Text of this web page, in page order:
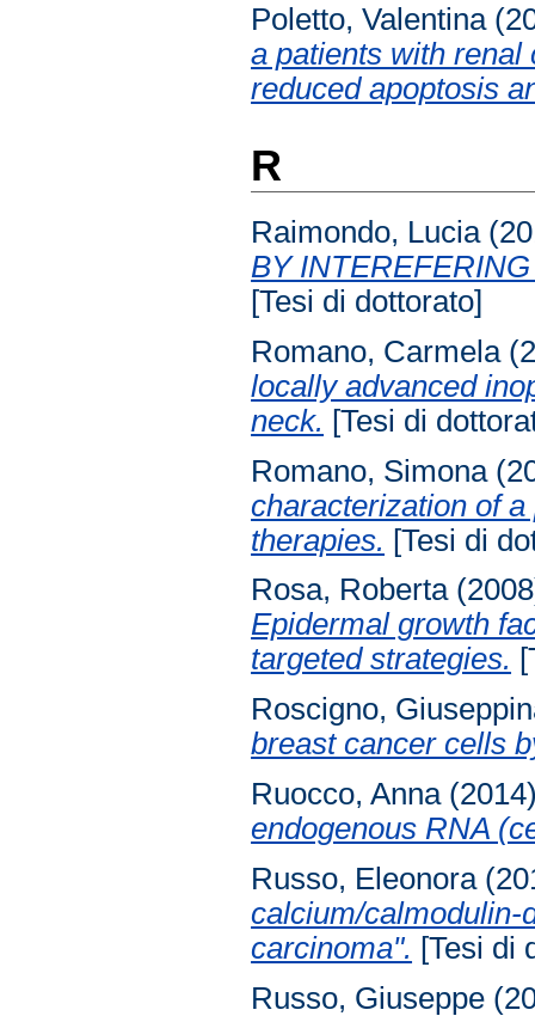
Poletto, Valentina
a patients with renal
reduced apoptosis
R
Raimondo, Lucia
BY
[Tesi di dottorato]
Romano, Carmela
locally advanced
neck. [Tesi di
Romano, Simona
characterization of
therapies. [Tesi di
Rosa, Roberta
Epidermal growth
targeted strategies.
Roscigno,
breast cancer cells
Ruocco, Anna
endogenous RNA
Russo, Eleonora
calcium/calmodulin-
carcinoma". [Tesi di
Russo, Giuseppe